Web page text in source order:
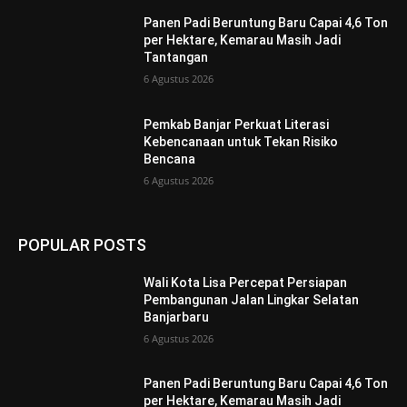
Panen Padi Beruntung Baru Capai 4,6 Ton
per Hektare, Kemarau Masih Jadi
Tantangan
6 Agustus 2026
Pemkab Banjar Perkuat Literasi
Kebencanaan untuk Tekan Risiko
Bencana
6 Agustus 2026
POPULAR POSTS
Wali Kota Lisa Percepat Persiapan
Pembangunan Jalan Lingkar Selatan
Banjarbaru
6 Agustus 2026
Panen Padi Beruntung Baru Capai 4,6 Ton
per Hektare, Kemarau Masih Jadi